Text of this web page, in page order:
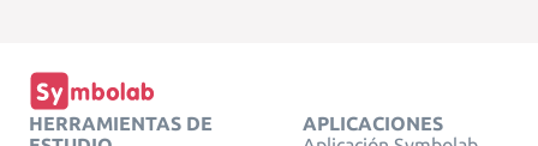
HERRAMIENTAS DE
APLICACIONES